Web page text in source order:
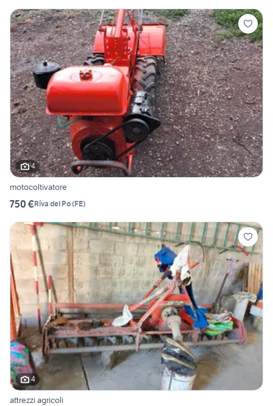
4
motocoltivatore
750 €Riva del Po(FE)
4
attrezzi agricoli